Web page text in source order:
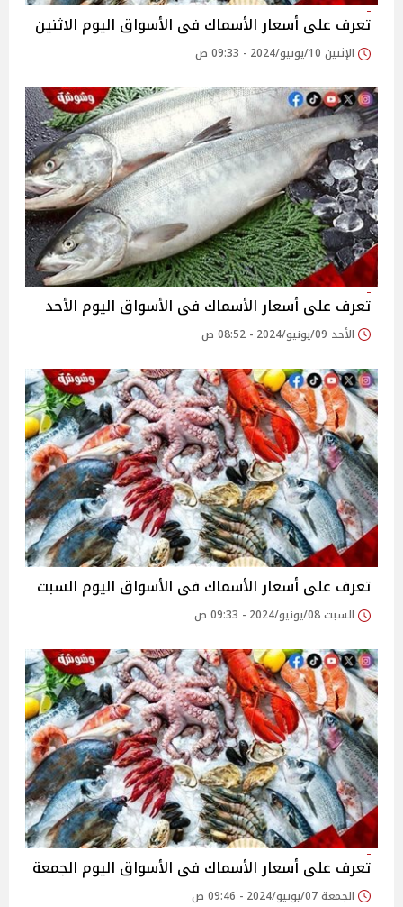
تعرف على أسعار الأسماك فى الأسواق اليوم الاثنين
الإثنين 10/يونيو/2024 - 09:33 ص
تعرف على أسعار الأسماك فى الأسواق اليوم الأحد
الأحد 09/يونيو/2024 - 08:52 ص
تعرف على أسعار الأسماك فى الأسواق اليوم السبت
السبت 08/يونيو/2024 - 09:33 ص
تعرف على أسعار الأسماك فى الأسواق اليوم الجمعة
الجمعة 07/يونيو/2024 - 09:46 ص